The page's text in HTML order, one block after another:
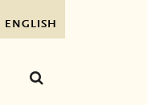
ENGLISH